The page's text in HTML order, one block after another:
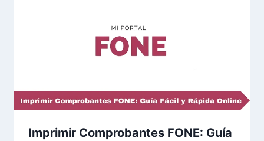
Imprimir Comprobantes FONE: Guía